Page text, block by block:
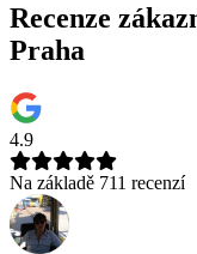
Recenze
Praha
4.9
Na základě 711 recenzí